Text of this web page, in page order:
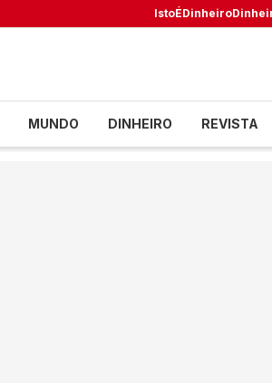
IstoÉDinheiro
MUNDO DINHEIRO REVISTA